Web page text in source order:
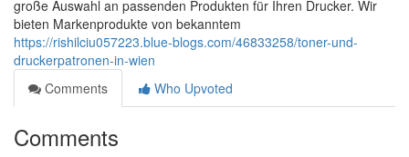
große Auswahl an passenden Produkten für Ihren Drucker. Wir
bieten Markenprodukte von bekanntem
https://rishilciu057223.blue-blogs.com/46833258/toner-und-
druckerpatronen-in-wien
Comments
Who Upvoted
Comments